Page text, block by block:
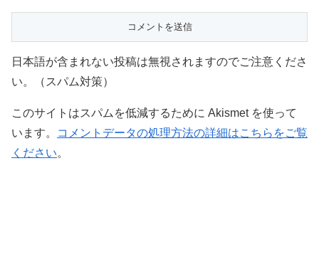
日本語が含まれない投稿は無視されますのでご注意くださ
い。（スパム対策）
このサイトはスパムを低減するために Akismet を使って
います。
コメントデータの処理方法の詳細はこちらをご覧
ください。